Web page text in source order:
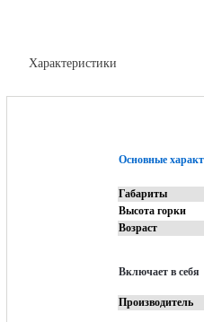
Характеристики
Основные
Габариты
Высота горки
Возраст
Включает в себя
Производитель